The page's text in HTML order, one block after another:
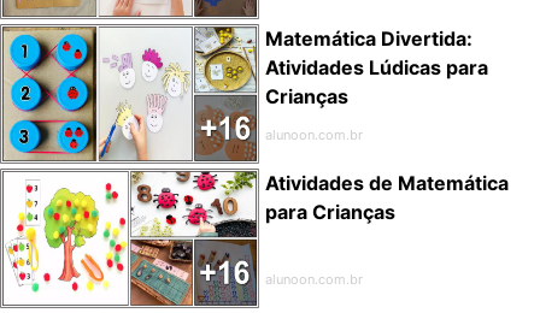
Matemática Divertida:
Atividades Lúdicas para
Crianças
alunoon.com.br
Atividades de Matemática
para Crianças
alunoon.com.br